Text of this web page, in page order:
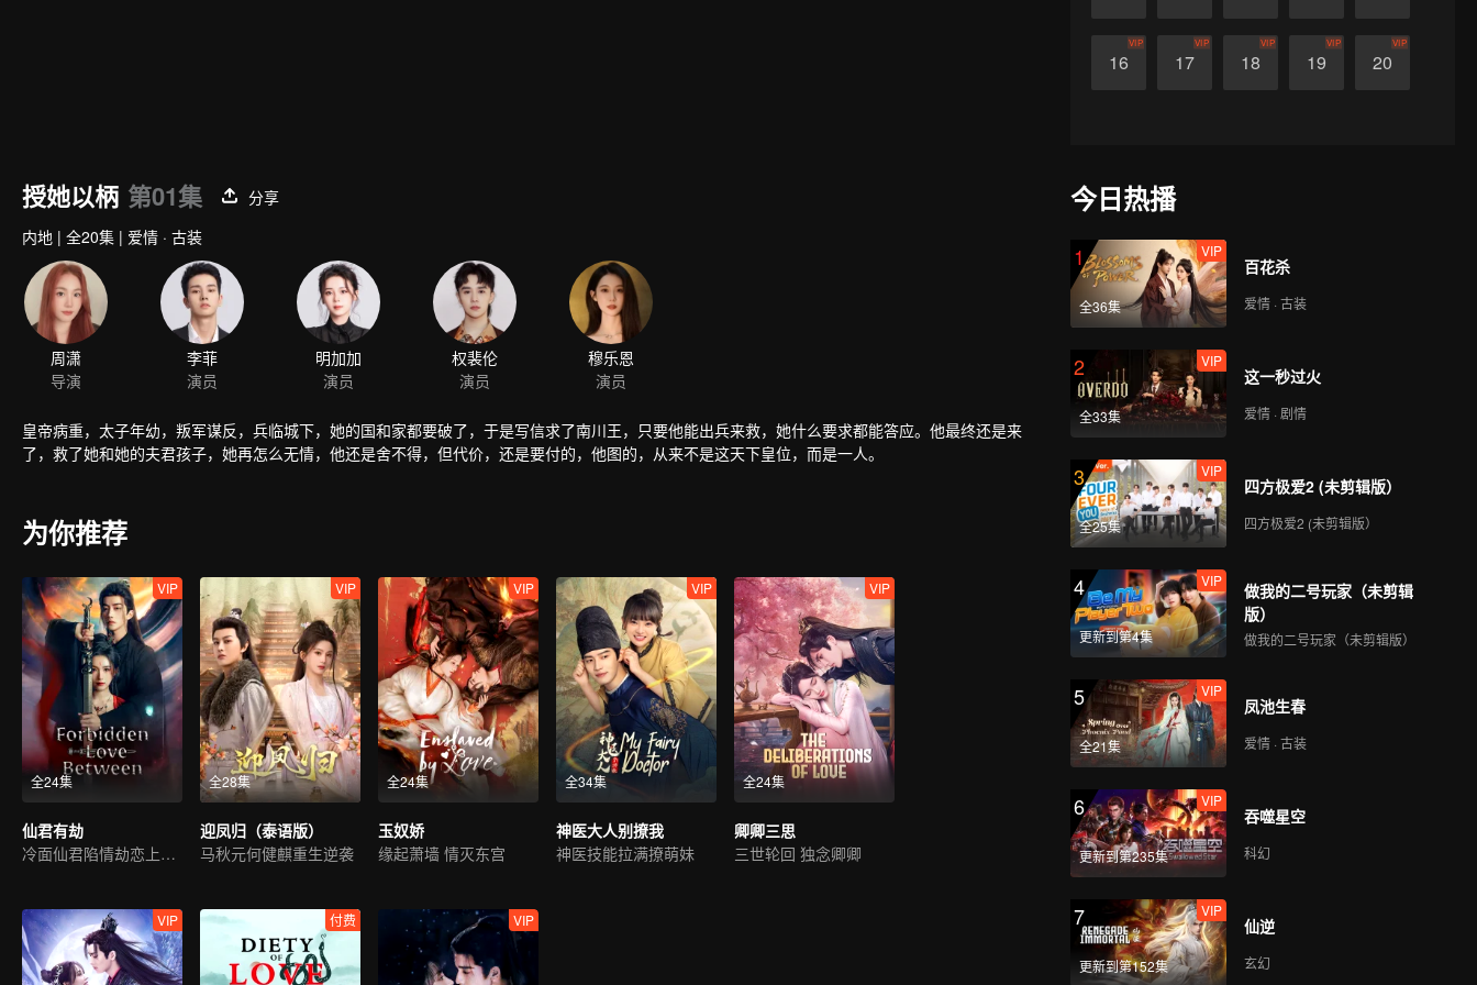
16
VIP
17
VIP
18
VIP
19
VIP
20
VIP
授她以柄 第01集
分享
内地 | 全20集 | 爱情 · 古装
周潇
导演
李菲
演员
明加加
演员
权裴伦
演员
穆乐恩
演员
皇帝病重，太子年幼，叛军谋反，兵临城下，她的国和家都要破了，于是写信求了南川王，只要他能出兵来救，她什么要求都能答应。他最终还是来
了，救了她和她的夫君孩子，她再怎么无情，他还是舍不得，但代价，还是要付的，他图的，从来不是这天下皇位，而是一人。
为你推荐
全24集
VIP
仙君有劫
冷面仙君陷情劫恋上魔女
全28集
VIP
迎凤归（泰语版）
马秋元何健麒重生逆袭
全24集
VIP
玉奴娇
缘起萧墙 情灭东宫
全34集
VIP
神医大人别撩我
神医技能拉满撩萌妹
全24集
VIP
卿卿三思
三世轮回 独念卿卿
VIP 付费 VIP
今日热播
1
全36集
VIP
百花杀
爱情 · 古装
2
全33集
VIP
这一秒过火
爱情 · 剧情
3
全25集
VIP
四方极爱2 (未剪辑版）
四方极爱2 (未剪辑版）
4
更新到第4集
VIP
做我的二号玩家（未剪辑
版）
做我的二号玩家（未剪辑版）
5
全21集
VIP
凤池生春
爱情 · 古装
6
更新到第235集
VIP
吞噬星空
科幻
7
更新到第152集
VIP
仙逆
玄幻